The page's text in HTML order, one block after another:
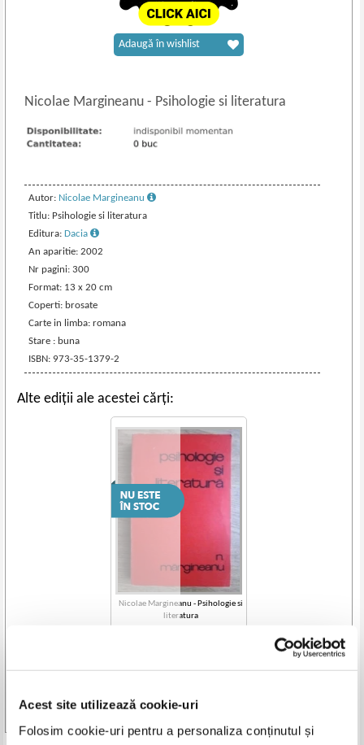
Acest site utilizează cookie-uri
Folosim cookie-uri pentru a personaliza conținutul și
Nicolae Margineanu- Psihologie si literatura
Autor: Nicolae Margineanu
Titlu: Psihologie si literatura
Editura:Dacia
An aparitie: 2002
Nr pagini: 300
Format: 13 x 20 cm
Coperti: brosate
Carte in limba: romana
Stare : buna
ISBN: 973-35-1379-2
Adaugă în wishlist
Alte ediții ale acestei cărți:
Nicolae Margineanu - Psihologie si
literatura